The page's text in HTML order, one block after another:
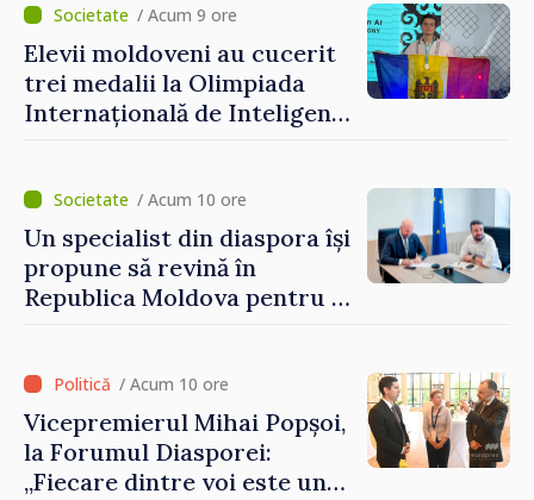
Grosu: „Este important să
depășim blocajele și să dăm o
șansă localităților să se
dezvolte”
/ Acum 9 ore
Elevii moldoveni au cucerit
trei medalii la Olimpiada
Internațională de Inteligență
/ Acum 10 ore
Un specialist din diaspora își
propune să revină în
Republica Moldova pentru a
/ Acum 10 ore
Vicepremierul Mihai Popșoi,
la Forumul Diasporei:
„Fiecare dintre voi este un